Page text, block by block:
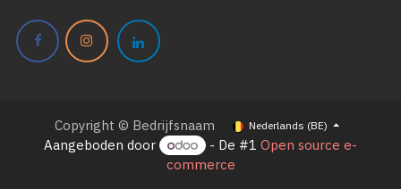
Copyright © Bedrijfsnaam Nederlands (BE)
Aangeboden door - De #1 Open source e-
commerce